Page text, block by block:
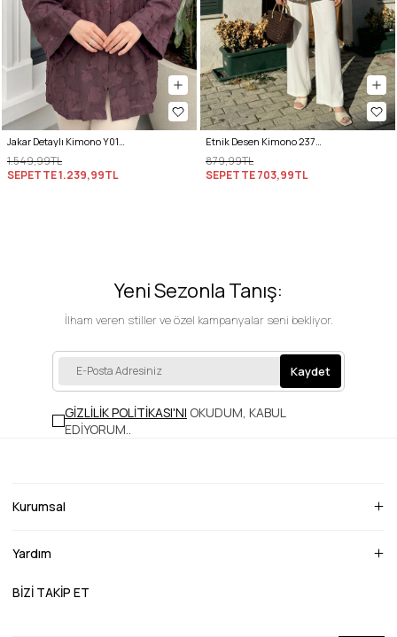
1.549,99TL
SEPETTE1.239,99TL
879,99TL
SEPETTE703,99TL
Yeni Sezonla Tanış:
İlham veren stiller ve özel kampanyalar seni bekliyor.
Kaydet
GİZLİLİK POLİTİKASI'NI OKUDUM, KABUL
EDİYORUM.
Kurumsal
Yardım
BİZİ TAKİP ET